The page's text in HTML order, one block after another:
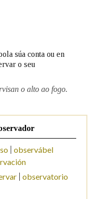
súa conta ou en
o seu
o alto ao fogo.
observábel
observatorio